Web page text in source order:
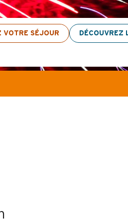
VOTRE SÉJOUR DÉCOUVREZ
! > cliquez ici